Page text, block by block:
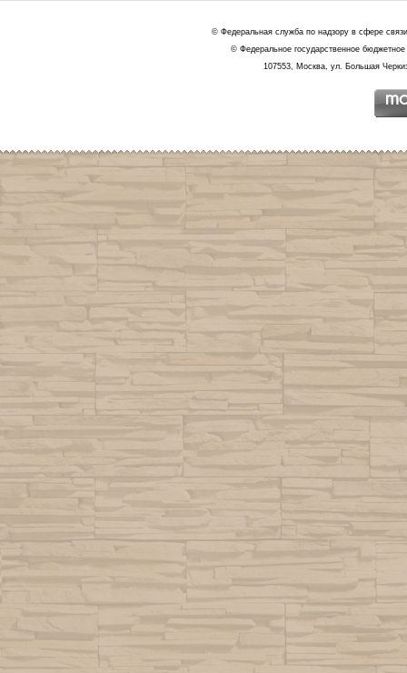
© Федеральная служба по надзору в сфере
© Федеральное государственное
107553, Москва, ул. Большая